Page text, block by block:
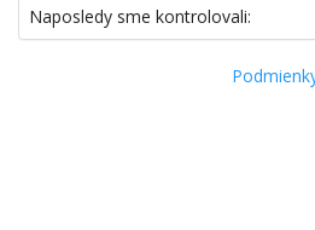
Naposledy sme kontrolovali: